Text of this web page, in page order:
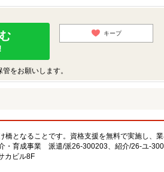
キープ
をお願いします。
橋となることです。資格支援を無料で実施し、
・育成事業 派遣/派26-300203、紹介/26-ユ-
カビル8F